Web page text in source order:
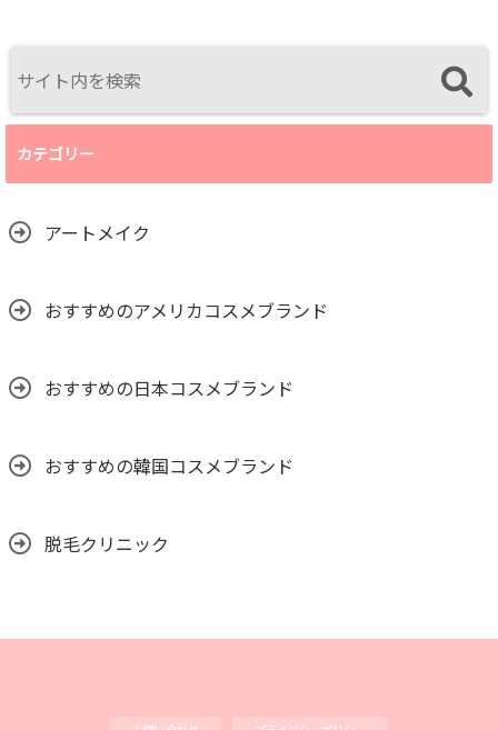
カテゴリー
アートメイク
おすすめのアメリカコスメブランド
おすすめの日本コスメブランド
おすすめの韓国コスメブランド
脱毛クリニック